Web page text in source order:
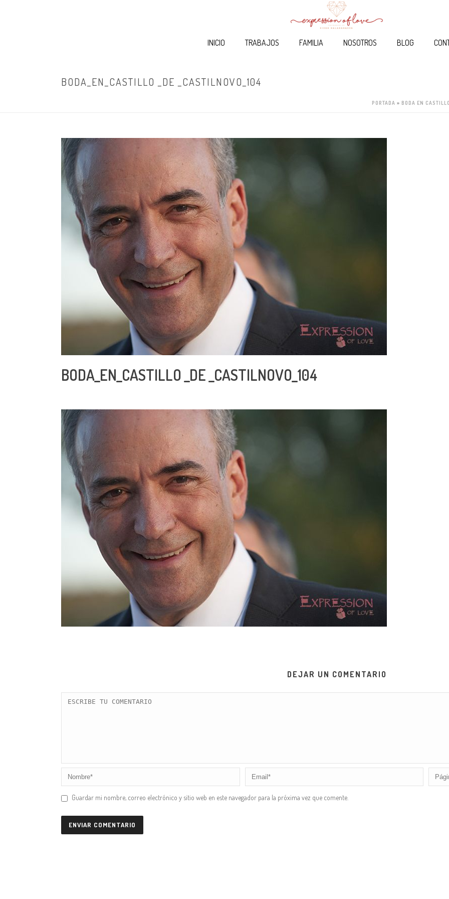
INICIO TRABAJOS FAMILIA NOSOTROS BLOG
BODA_EN_CASTILLO _DE _CASTILNOVO_104
PORTADA » BODA EN
BODA_EN_CASTILLO _DE _CASTILNOVO_104
DEJAR UN COMENTARIO
Guardar mi nombre, correo electrónico y sitio web en este navegador para la próxima vez que comente.